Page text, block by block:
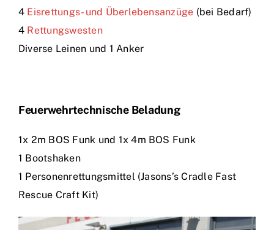
4 Eisrettungs- und Überlebensanzüge (bei Bedarf)
4 Rettungswesten
Diverse Leinen und 1 Anker
Feuerwehrtechnische Beladung
1x 2m BOS Funk und 1x 4m BOS Funk
1 Bootshaken
1 Personenrettungsmittel (Jasons’s Cradle Fast
Rescue Craft Kit)